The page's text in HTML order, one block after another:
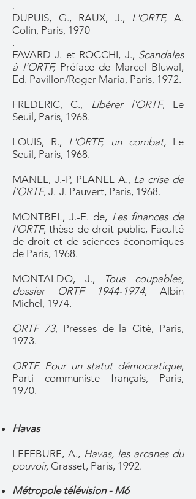
.
DUPUIS, G., RAUX, J., L'ORTF,A.
Colin, Paris, 1970
.
FAVARD J. et ROCCHI, J., Scandales
à l'ORTF,Préface de Marcel Bluwal,
Ed. Pavillon/Roger Maria, Paris, 1972.
FREDERIC, C., Libérer l'ORTF, Le
Seuil, Paris, 1968.
LOUIS, R., L'ORTF, un combat,Le
Seuil, Paris, 1968.
MANEL, J.-P, PLANEL A., La crise de
l’ORTF, J.-J. Pauvert, Paris, 1968.
MONTBEL, J.-E. de, Les finances de
l'ORTF, thèse de droit public, Faculté
de droit et de sciences économiques
de Paris, 1968.
MONTALDO, J., Tous coupables,
dossier ORTF
1944-1974, Albin
Michel, 1974.
ORTF 73, Presses de la Cité, Paris,
1973.
ORTF. Pour un statut démocratique,
Parti communiste français, Paris,
1970.
Havas
LEFEBURE, A., Havas, les arcanes du
pouvoir, Grasset, Paris, 1992.
Métropole télévision - M6